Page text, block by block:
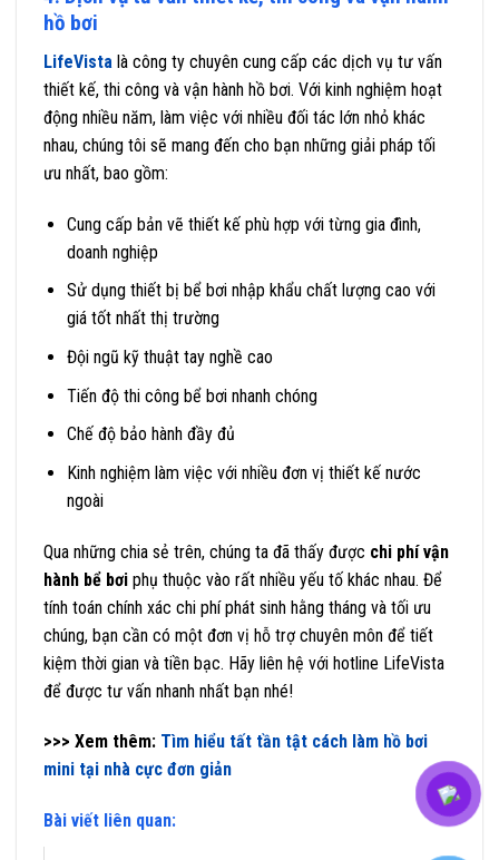
hồ bơi
LifeVista là công ty chuyên cung cấp các dịch vụ tư vấn
thiết kế, thi công và vận hành hồ bơi. Với kinh nghiệm hoạt
động nhiều năm, làm việc với nhiều đối tác lớn nhỏ khác
nhau, chúng tôi sẽ mang đến cho bạn những giải pháp tối
ưu nhất, bao gồm:
Cung cấp bản vẽ thiết kế phù hợp với từng gia đình,
doanh nghiệp
Sử dụng thiết bị bể bơi nhập khẩu chất lượng cao với
giá tốt nhất thị trường
Đội ngũ kỹ thuật tay nghề cao
Tiến độ thi công bể bơi nhanh chóng
Chế độ bảo hành đầy đủ
Kinh nghiệm làm việc với nhiều đơn vị thiết kế nước
ngoài
Qua những chia sẻ trên, chúng ta đã thấy được chi phí vận
hành bể bơi phụ thuộc vào rất nhiều yếu tố khác nhau. Để
tính toán chính xác chi phí phát sinh hằng tháng và tối ưu
chúng, bạn cần có một đơn vị hỗ trợ chuyên môn để tiết
kiệm thời gian và tiền bạc. Hãy liên hệ với hotline LifeVista
để được tư vấn nhanh nhất bạn nhé!
>>> Xem thêm: Tìm hiểu tất tần tật cách làm hồ bơi
mini tại nhà cực đơn giản
Bài viết liên quan: